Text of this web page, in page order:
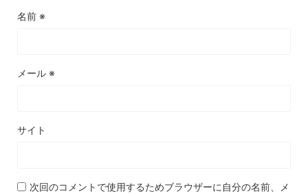
名前 ※
メール ※
サイト
次回のコメントで使用するためブラウザーに自分の名前、メ